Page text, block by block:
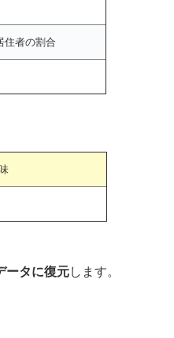
住者の割合
ータに復元します。